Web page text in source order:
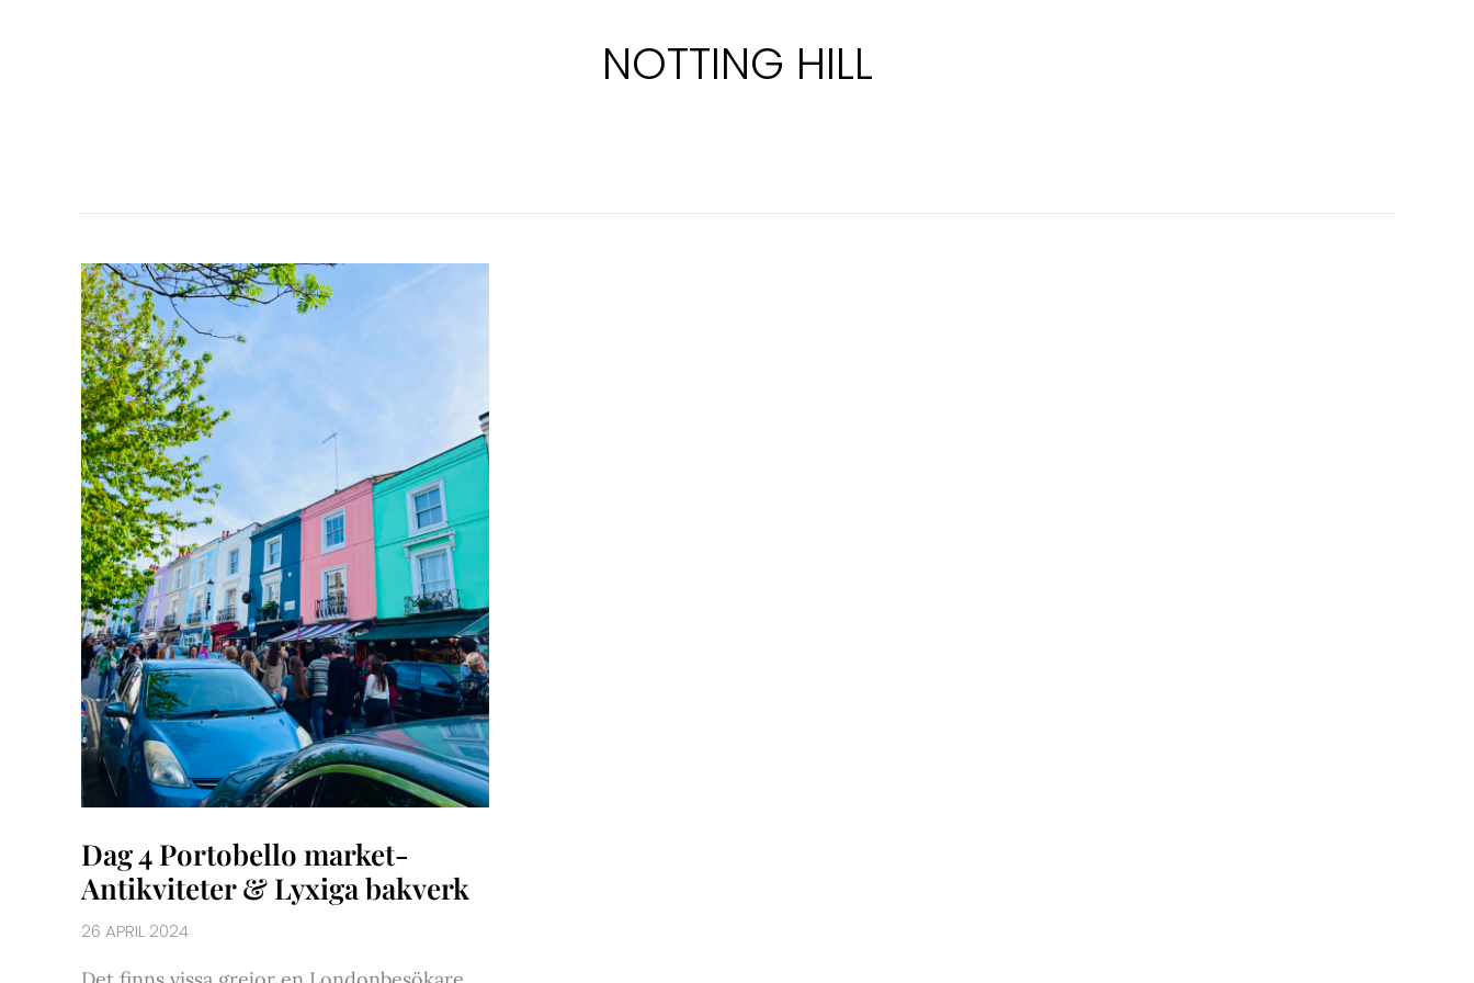
NOTTING HILL
Dag 4 Portobello market-
Antikviteter & Lyxiga bakverk
26 APRIL 2024
DAG
4
PORTOBELLO
MARKET-
ANTIKVITETER
&
LYXIGA
BAKVERK